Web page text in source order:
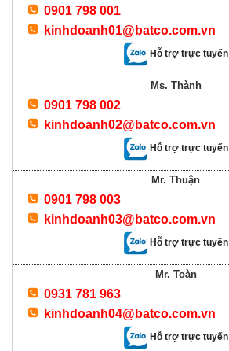
0901 798 001
kinhdoanh01@batco.com.vn
Hỗ trợ trực tuyến
Ms. Thành
0901 798 002
kinhdoanh02@batco.com.vn
Hỗ trợ trực tuyến
Mr. Thuận
0901 798 003
kinhdoanh03@batco.com.vn
Hỗ trợ trực tuyến
Mr. Toàn
0931 781 963
kinhdoanh04@batco.com.vn
Hỗ trợ trực tuyến